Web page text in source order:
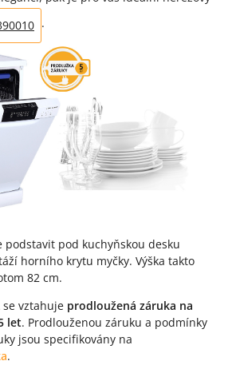
.
podstavit pod kuchyňskou desku
horního krytu myčky. Výška takto
82 cm.
se vztahuje prodloužená záruka na
let. Prodlouženou záruku a podmínky
jsou specifikovány na
.